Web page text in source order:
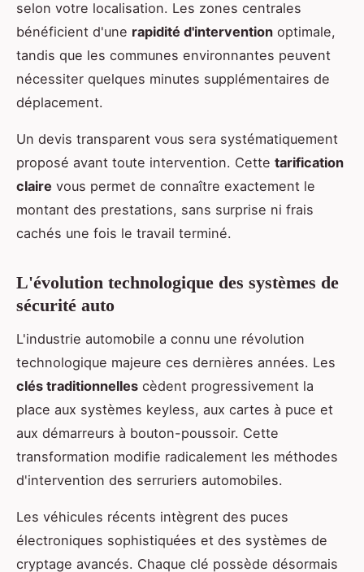
selon votre localisation. Les zones centrales
bénéficient d'une rapidité d'intervention optimale,
tandis que les communes environnantes peuvent
nécessiter quelques minutes supplémentaires de
déplacement.
Un devis transparent vous sera systématiquement
proposé avant toute intervention. Cette tarification
claire vous permet de connaître exactement le
montant des prestations, sans surprise ni frais
cachés une fois le travail terminé.
L'évolution technologique des systèmes de
sécurité auto
L'industrie automobile a connu une révolution
technologique majeure ces dernières années. Les
clés traditionnelles cèdent progressivement la
place aux systèmes keyless, aux cartes à puce et
aux démarreurs à bouton-poussoir. Cette
transformation modifie radicalement les méthodes
d'intervention des serruriers automobiles.
Les véhicules récents intègrent des puces
électroniques sophistiquées et des systèmes de
cryptage avancés. Chaque clé possède désormais